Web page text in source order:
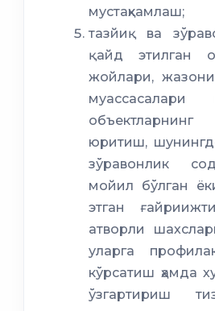
мустаҳкамлаш;
тазйиқ ва
қайд этилган
жойлари,
юритиш,
зўравонлик
мойил бўлган
этган
атворли
уларга
кўрсатиш ҳамда
ўзгартириш